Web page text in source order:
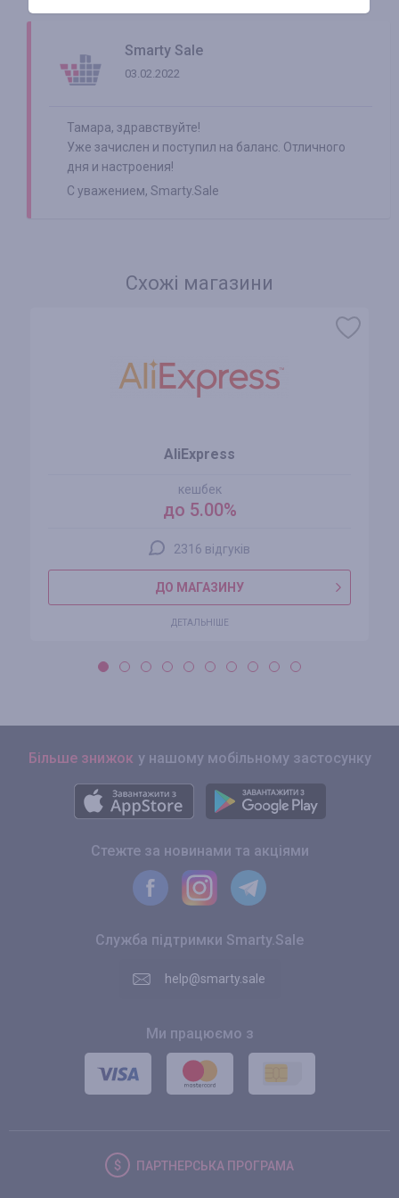
Smarty Sale
03.02.2022
Тамара, здравствуйте!
Уже зачислен и поступил на баланс. Отличного
дня и настроения!
С уважением, Smarty.Sale
Схожі магазини
AliExpress
кешбек
до 5.00%
2316 відгуків
ДО МАГАЗИНУ
ДЕТАЛЬНІШЕ
Більше знижок у нашому мобільному застосунку
Стежте за новинами та акціями
Служба підтримки Smarty.Sale
help@smarty.sale
Ми працюємо з
ПАРТНЕРСЬКА ПРОГРАМА